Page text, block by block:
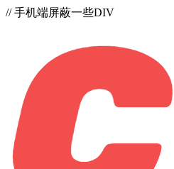
// 手机端屏蔽一些DIV